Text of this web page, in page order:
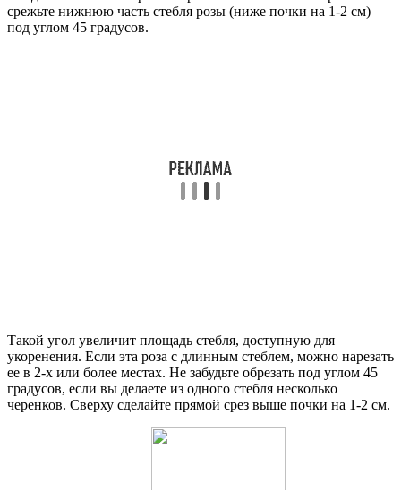
срежьте нижнюю часть стебля розы (ниже почки на 1-2 см)
под углом 45 градусов.
Такой угол увеличит площадь стебля, доступную для
укоренения. Если эта роза с длинным стеблем, можно нарезать
ее в 2-х или более местах. Не забудьте обрезать под углом 45
градусов, если вы делаете из одного стебля несколько
черенков. Сверху сделайте прямой срез выше почки на 1-2 см.